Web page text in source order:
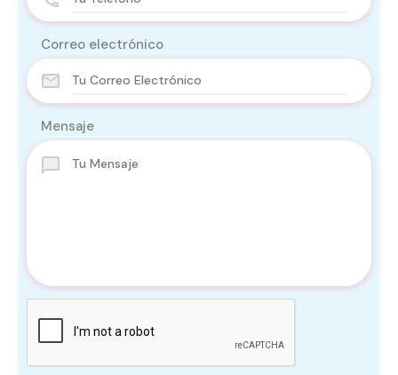
Correo electrónico
Mensaje